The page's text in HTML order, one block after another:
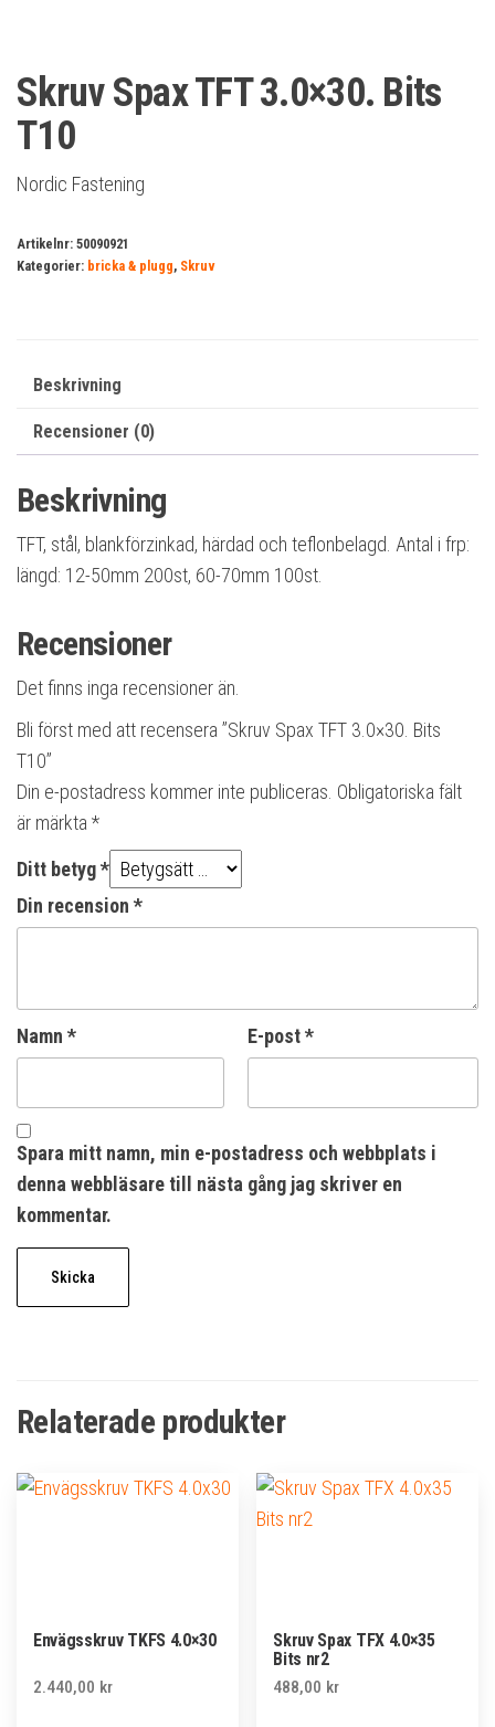
Skruv Spax TFT 3.0×30. Bits
T10
Nordic Fastening
Artikelnr: 50090921
Kategorier: bricka & plugg, Skruv
Beskrivning
Recensioner (0)
Beskrivning
TFT, stål, blankförzinkad, härdad och teflonbelagd. Antal i frp:
längd: 12-50mm 200st, 60-70mm 100st.
Recensioner
Det finns inga recensioner än.
Bli först med att recensera ”Skruv Spax TFT 3.0×30. Bits
T10”
Din e-postadress kommer inte publiceras. Obligatoriska fält
är märkta *
Ditt betyg*
Din recension *
Namn * E-post*
Spara mitt namn, min e-postadress och webbplats i
denna webbläsare till nästa gång jag skriver en
kommentar.
Relaterade produkter
Envägsskruv TKFS 4.0×30
2.440,00 kr
Skruv Spax TFX 4.0×35
Bits nr2
488,00 kr